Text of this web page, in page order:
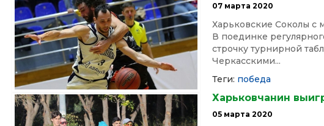
07 марта 2020
Харьковские Соколы
В поединке
строчку турнирной
Черкасскими...
Теги: победа
Харьковчанин
05 марта 2020